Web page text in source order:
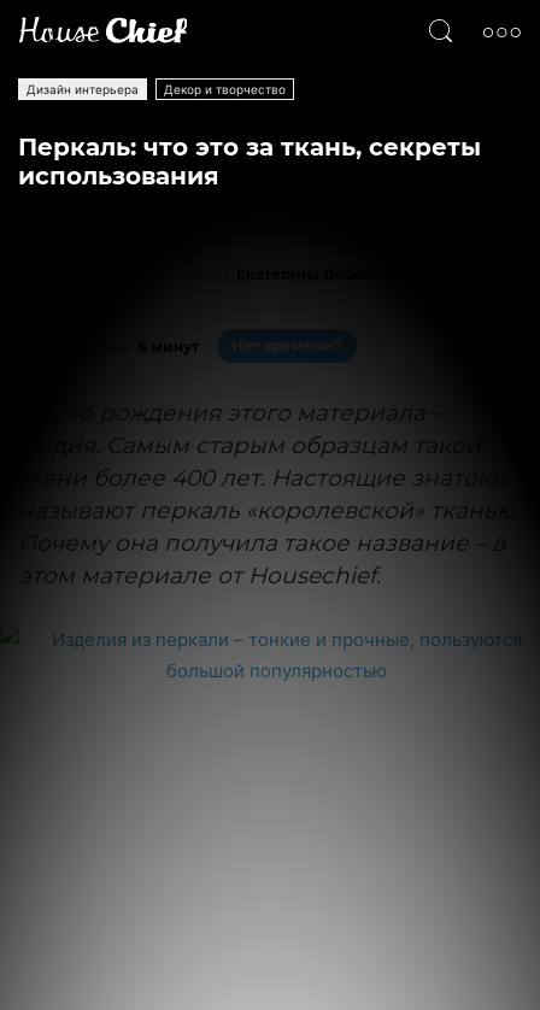
Дизайн интерьера Декор и творчество
Перкаль: что это за ткань, секреты
использования
6 минут Нет времени?
Место рождения этого материала –
Индия. Самым старым образцам такой
ткани более 400 лет. Настоящие знатоки
называют перкаль «королевской» тканью.
Почему она получила такое название – в
этом материале от Housechief.